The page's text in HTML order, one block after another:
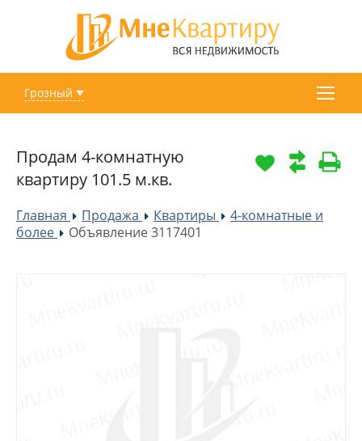
Грозный
Продам 4-комнатную
квартиру 101.5 м.кв.
Главная »Продажа »Квартиры »
4-комнатные и
более
»Объявление 3117401